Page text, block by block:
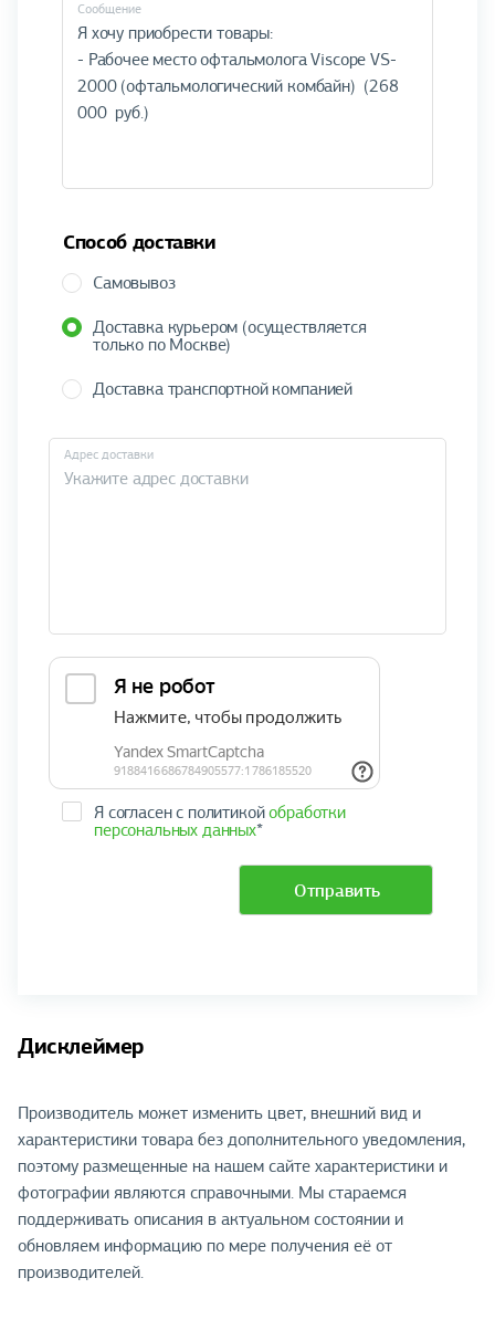
Cообщение
Способ доставки
Самовывоз
Доставка курьером (осуществляется
только по Москве)
Доставка транспортной компанией
Адрес доставки
Я согласен с политикойобработки
персональных данных*
Отправить
Дисклеймер
Производитель может изменить цвет, внешний вид и
характеристики товара без дополнительного уведомления,
поэтому размещенные на нашем сайте характеристики и
фотографии являются справочными. Мы стараемся
поддерживать описания в актуальном состоянии и
обновляем информацию по мере получения её от
производителей.